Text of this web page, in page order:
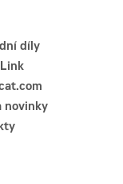
díly
novinky